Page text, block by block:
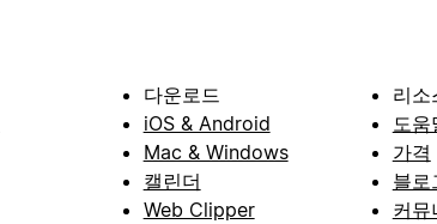
다운로드
iOS & Android
Mac & Windows
캘린더
Web Clipper
리소
도움
가격
블로
커뮤